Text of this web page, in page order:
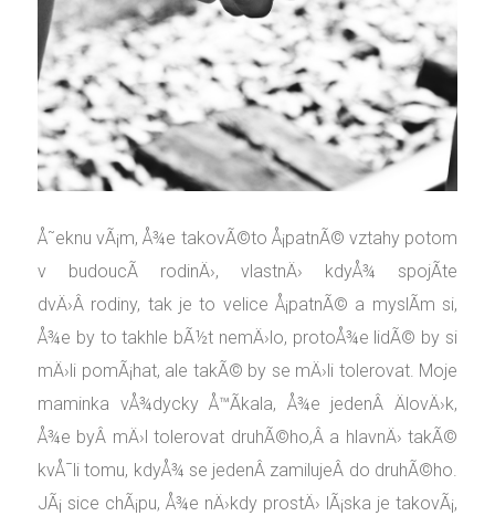
Å˜eknu vÃ¡m, Å¾e takovÃ©to Å¡patnÃ© vztahy potom
v budoucÃ­ rodinÄ›, vlastnÄ› kdyÅ¾ spojÃ­te
dvÄ›Â rodiny, tak je to velice Å¡patnÃ© a myslÃ­m si,
Å¾e by to takhle bÃ½t nemÄ›lo, protoÅ¾e lidÃ© by si
mÄ›li pomÃ¡hat, ale takÃ© by se mÄ›li tolerovat. Moje
maminka vÅ¾dycky Å™Ã­kala, Å¾e jedenÂ ÄlovÄ›k,
Å¾e byÂ mÄ›l tolerovat druhÃ©ho,Â a hlavnÄ› takÃ©
kvÅ¯li tomu, kdyÅ¾ se jedenÂ zamilujeÂ do druhÃ©ho.
JÃ¡ sice chÃ¡pu, Å¾e nÄ›kdy prostÄ› lÃ¡ska je takovÃ¡,